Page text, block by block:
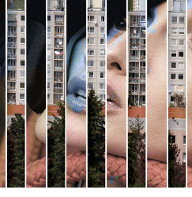
Vše o ČT